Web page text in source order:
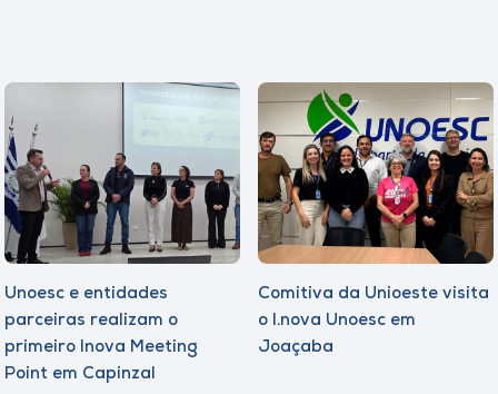
Unoesc e entidades
parceiras realizam o
primeiro Inova Meeting
Point em Capinzal
Comitiva da Unioeste visita
o I.nova Unoesc em
Joaçaba